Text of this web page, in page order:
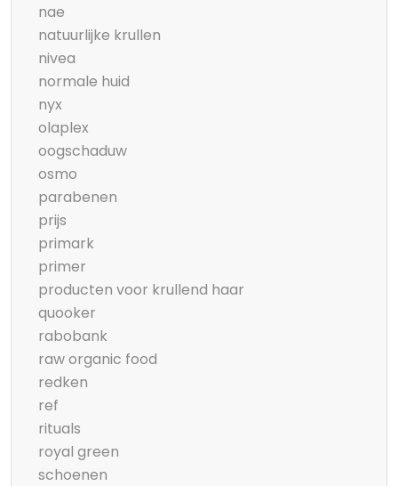
nae
natuurlijke krullen
nivea
normale huid
nyx
olaplex
oogschaduw
osmo
parabenen
prijs
primark
primer
producten voor krullend haar
quooker
rabobank
raw organic food
redken
ref
rituals
royal green
schoenen